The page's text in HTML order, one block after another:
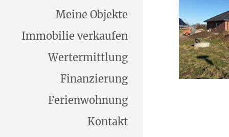
Meine Objekte
Immobilie verkaufen
Wertermittlung
Finanzierung
Ferienwohnung
Kontakt